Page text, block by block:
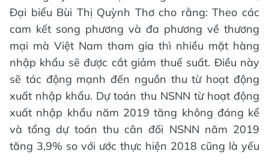
Đại biểu Bùi Thị Quỳnh Thơ cho rằng: Theo các
cam kết song phương và đa phương về thương
mại mà Việt Nam tham gia thì nhiều mặt hàng
nhập khẩu sẽ được cắt giảm thuế suất. Điều này
sẽ tác động mạnh đến nguồn thu từ hoạt động
xuất nhập khẩu. Dự toán thu NSNN từ hoạt động
xuất nhập khẩu năm 2019 tăng không đáng kể
và tổng dự toán thu cân đối NSNN năm 2019
tăng 3,9% so với ước thực hiện 2018 cũng là yếu